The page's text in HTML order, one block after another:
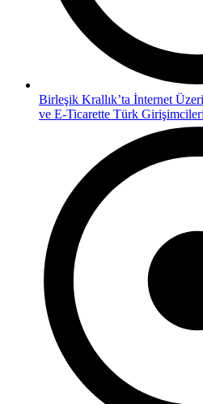
Birleşik Krallık’ta İnternet
ve E-Ticarette Türk